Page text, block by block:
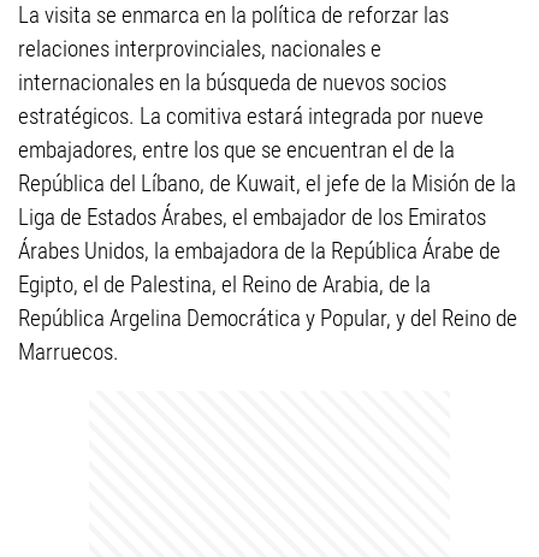
La visita se enmarca en la política de reforzar las
relaciones interprovinciales, nacionales e
internacionales en la búsqueda de nuevos socios
estratégicos. La comitiva estará integrada por nueve
embajadores, entre los que se encuentran el de la
República del Líbano, de Kuwait, el jefe de la Misión de la
Liga de Estados Árabes, el embajador de los Emiratos
Árabes Unidos, la embajadora de la República Árabe de
Egipto, el de Palestina, el Reino de Arabia, de la
República Argelina Democrática y Popular, y del Reino de
Marruecos.